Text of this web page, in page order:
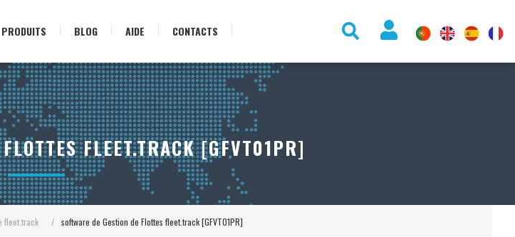
PRODUITS BLOG AIDE CONTACTS
fleet.track / software de Gestion de Flottes fleet.track [GFVT01PR]
FLEET.TRACK [GFVT01PR]